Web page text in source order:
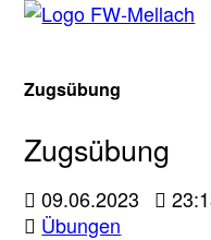
Zugsübung
Zugsübung
09.06.2023
Übungen